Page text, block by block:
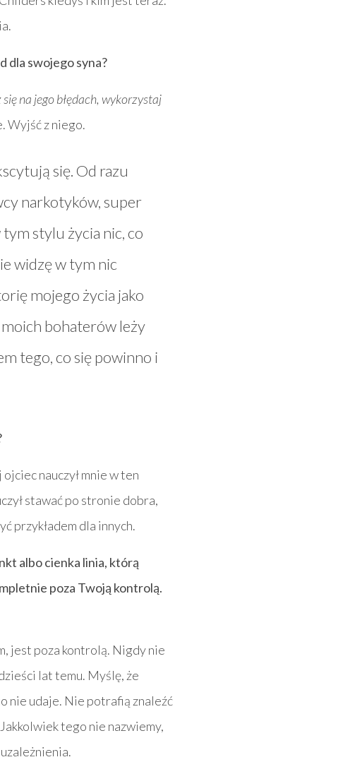
dla swojego syna?
na jego błędach, wykorzystaj
Wyjść z niego.
się. Od razu
narkotyków, super
stylu życia nic, co
widzę w tym nic
mojego życia jako
moich bohaterów leży
tego, co się powinno i
nauczył mnie w ten
stawać po stronie dobra,
przykładem dla innych.
albo cienka linia, którą
poza Twoją kontrolą.
jest poza kontrolą. Nigdy nie
lat temu. Myślę, że
nie udaje. Nie potrafią znaleźć
tego nie nazwiemy,